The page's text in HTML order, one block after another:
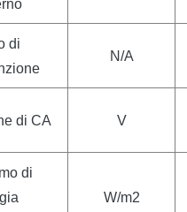
di
N/A
di CA V
di
W/m2